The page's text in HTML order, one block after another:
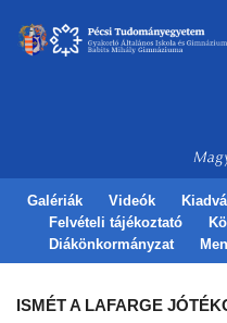
Galériák Videók
Felvételi tájékoztató
Diákönkormányzat
ISMÉT A LAFARGE